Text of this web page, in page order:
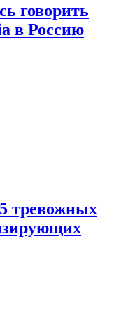
говорить
в Россию
тревожных